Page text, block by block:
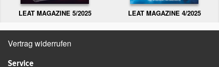
LEAT MAGAZINE 5/2025 LEAT MAGAZINE 4/2025
Vertrag widerrufen
Service